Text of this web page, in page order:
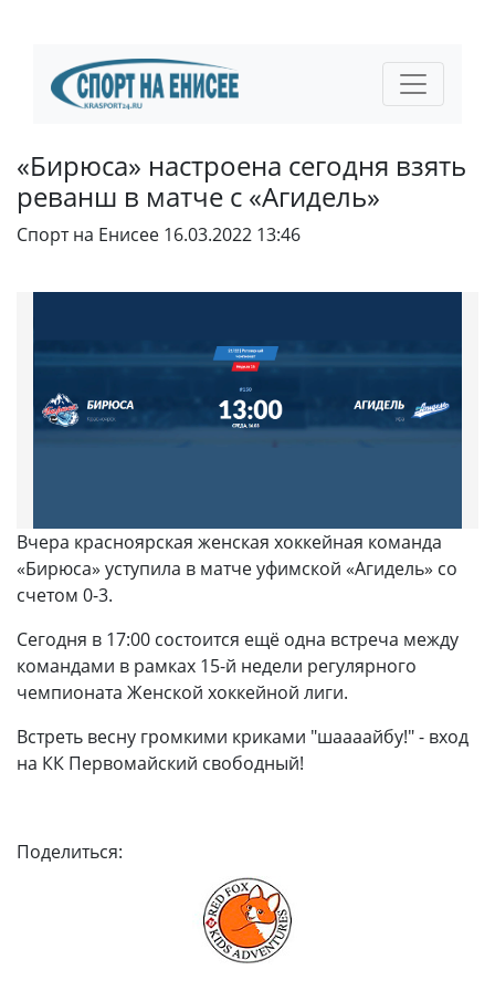
«Бирюса» настроена сегодня взять
реванш в матче с «Агидель»
Спорт на Енисее 16.03.2022 13:46
Вчера красноярская женская хоккейная команда
«Бирюса» уступила в матче уфимской «Агидель» со
счетом 0-3.
Сегодня в 17:00 состоится ещё одна встреча между
командами в рамках 15-й недели регулярного
чемпионата Женской хоккейной лиги.
Встреть весну громкими криками "шаааайбу!" - вход
на КК Первомайский свободный!
Поделиться: